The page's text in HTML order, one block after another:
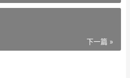
下一篇 »